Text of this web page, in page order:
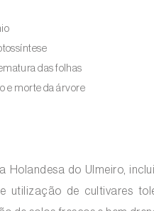
das folhas
e morte da árvore
Holandesa do Ulmeiro,
utilização de cultivares